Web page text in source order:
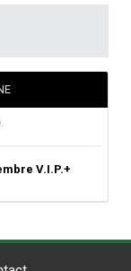
V.I.P.+